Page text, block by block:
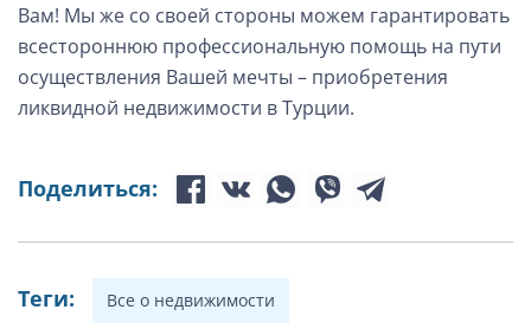
Вам! Мы же со своей стороны можем гарантировать
всестороннюю профессиональную помощь на пути
осуществления Вашей мечты – приобретения
ликвидной недвижимости в Турции.
Поделиться:
Теги: Все о недвижимости